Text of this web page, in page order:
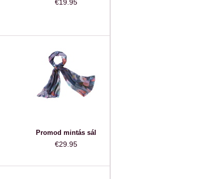
€19.95
Promod mintás sál
€29.95